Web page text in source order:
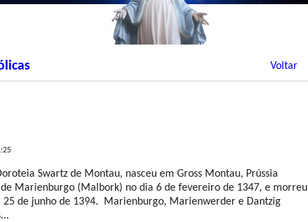
Voltar
Swartz de Montau, nasceu em Gross Montau, Prússia
Marienburgo (Malbork) no dia 6 de fevereiro de 1347, e morreu
de junho de 1394. Marienburgo, Marienwerder e Dantzig